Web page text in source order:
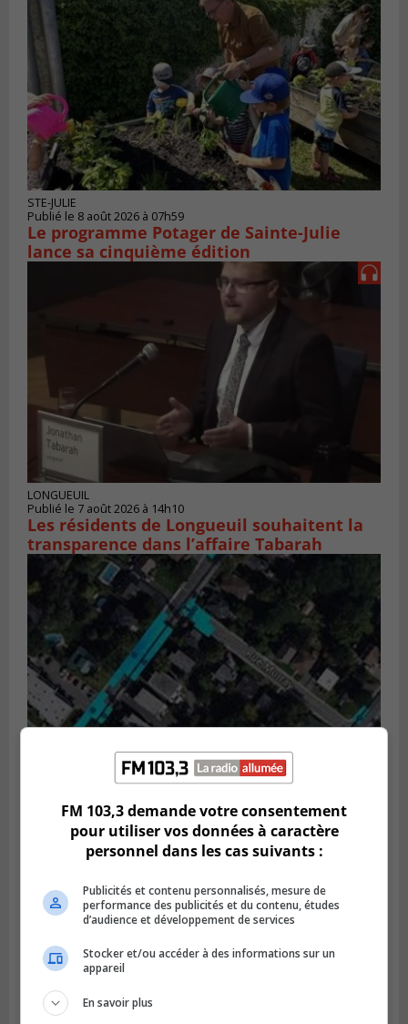
STE-JULIE
Publié le 8 août 2026 à 07h59
Le programme Potager de Sainte-Julie
lance sa cinquième édition
LONGUEUIL
Publié le 7 août 2026 à 14h10
Les résidents de Longueuil souhaitent la
transparence dans l’affaire Tabarah
GREENFIELD PARK
Greenfield Park veut s’armer contre les
fortes
pluies
FM 103,3 demande votre consentement
pour utiliser vos données à caractère
personnel dans les cas suivants :
Publicités et contenu personnalisés, mesure de
performance des publicités et du contenu, études
d’audience et développement de services
Stocker et/ou accéder à des informations sur un
appareil
En savoir plus